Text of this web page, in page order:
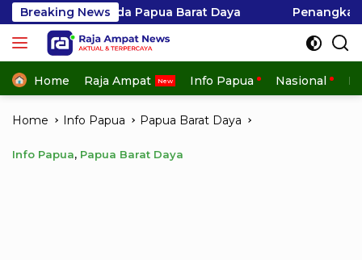
Skip
to
content
Breaking News
Papua Barat Daya Penangkapan Hiu di
Home Raja Ampat Info Papua Nasional
Home Info Papua Papua Barat Daya
Info Papua, Papua Barat Daya